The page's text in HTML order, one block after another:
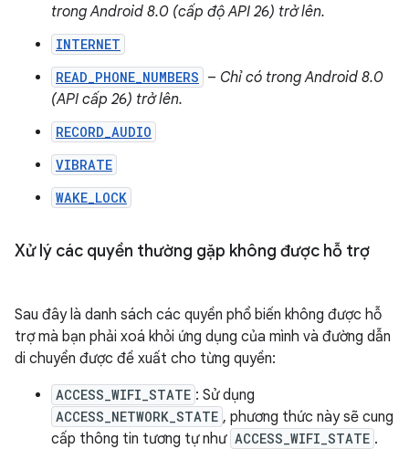
trong Android 8.0 (cấp độ API 26) trở lên.
INTERNET
READ_PHONE_NUMBERS – Chỉ có trong Android 8.0
(API cấp 26) trở lên.
RECORD_AUDIO
VIBRATE
WAKE_LOCK
Xử lý các quyền thường gặp không được hỗ trợ
Sau đây là danh sách các quyền phổ biến không được hỗ
trợ mà bạn phải xoá khỏi ứng dụng của mình và đường dẫn
di chuyển được đề xuất cho từng quyền:
ACCESS_WIFI_STATE : Sử dụng
ACCESS_NETWORK_STATE , phương thức này sẽ cung
cấp thông tin tương tự như ACCESS_WIFI_STATE .